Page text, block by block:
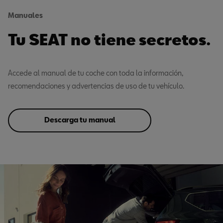
Manuales
Tu SEAT no tiene secretos.
Accede al manual de tu coche con toda la información,
recomendaciones y advertencias de uso de tu vehículo.
Descarga tu manual